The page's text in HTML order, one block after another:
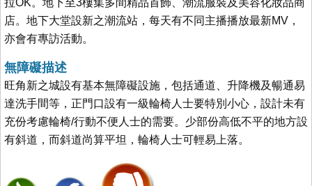
店。地下大堂設新之潮流站，每天有不同主播播放最新MV，
亦會有專訪活動。
無障礙描述
旺角新之城設有基本無障礙設施，包括通道、升降機及暢通易
達洗手間等，正門口設有一級輪椅人士要特別小心，設計未有
充份考慮輪椅/行動不便人士的需要。少部份高低不平的地方設
有斜道，而斜道尚算平坦，輪椅人士可輕易上落。